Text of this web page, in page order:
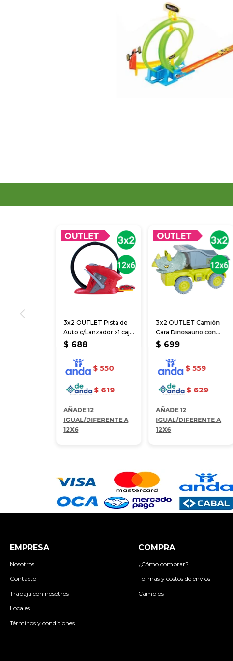
3x2 OUTLET Pista de
Auto c/Lanzador x1 caja
31*24.5*8.7 cm
$ 688
$ 550
$ 619
AÑADE 12
IGUAL/DIFERENTE A
12X6
3x2 OUTLET Camión
Cara Dinosaurio con
remolque 36*36*16 cm
$ 699
$ 559
$ 629
AÑADE 12
IGUAL/DIFERENTE A
12X6
EMPRESA
Nosotros
Contacto
Trabaja con nosotros
Locales
Términos y condiciones
COMPRA
¿Cómo comprar?
Formas y costos de envíos
Cambios